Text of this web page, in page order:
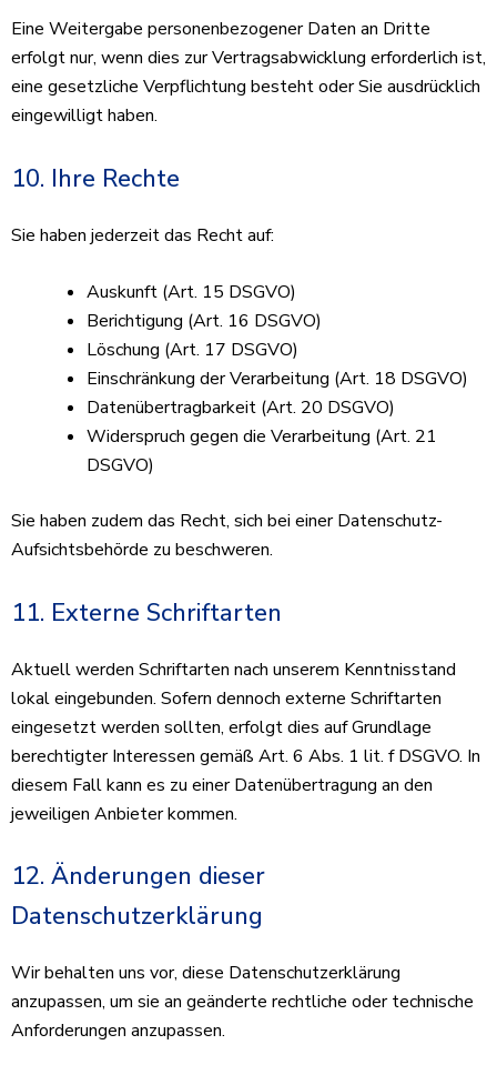
Eine Weitergabe personenbezogener Daten an Dritte
erfolgt nur, wenn dies zur Vertragsabwicklung erforderlich ist,
eine gesetzliche Verpflichtung besteht oder Sie ausdrücklich
eingewilligt haben.
10. Ihre Rechte
Sie haben jederzeit das Recht auf:
Auskunft (Art. 15 DSGVO)
Berichtigung (Art. 16 DSGVO)
Löschung (Art. 17 DSGVO)
Einschränkung der Verarbeitung (Art. 18 DSGVO)
Datenübertragbarkeit (Art. 20 DSGVO)
Widerspruch gegen die Verarbeitung (Art. 21
DSGVO)
Sie haben zudem das Recht, sich bei einer Datenschutz-
Aufsichtsbehörde zu beschweren.
11. Externe Schriftarten
Aktuell werden Schriftarten nach unserem Kenntnisstand
lokal eingebunden. Sofern dennoch externe Schriftarten
eingesetzt werden sollten, erfolgt dies auf Grundlage
berechtigter Interessen gemäß Art. 6 Abs. 1 lit. f DSGVO. In
diesem Fall kann es zu einer Datenübertragung an den
jeweiligen Anbieter kommen.
12. Änderungen dieser
Datenschutzerklärung
Wir behalten uns vor, diese Datenschutzerklärung
anzupassen, um sie an geänderte rechtliche oder technische
Anforderungen anzupassen.